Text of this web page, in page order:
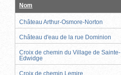
Nom
Château Arthur-Osmore-Norton
Château d'eau de la rue Dominion
Croix de chemin du Village de Sainte-
Edwidge
Croix de chemin Lemire